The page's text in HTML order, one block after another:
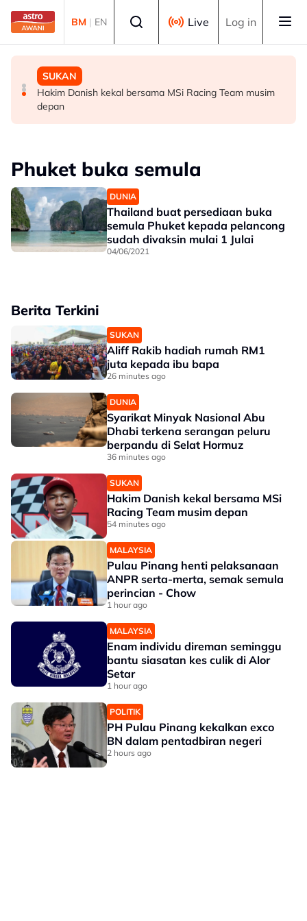
Skip to main content
BM | EN Live Log in
SUKAN
Aliff Rakib hadiah rumah RM1 juta kepada ibu bapa
DUNIA
Syarikat Minyak Nasional Abu Dhabi terkena serangan
peluru berpandu di Selat Hormuz
SUKAN
Hakim Danish kekal bersama MSi Racing Team musim
depan
Phuket buka semula
DUNIA
Thailand buat persediaan buka
semula Phuket kepada pelancong
sudah divaksin mulai 1 Julai
04/06/2021
Berita Terkini
SUKAN
Aliff Rakib hadiah rumah RM1
juta kepada ibu bapa
26 minutes ago
DUNIA
Syarikat Minyak Nasional Abu
Dhabi terkena serangan peluru
berpandu di Selat Hormuz
36 minutes ago
SUKAN
Hakim Danish kekal bersama MSi
Racing Team musim depan
54 minutes ago
MALAYSIA
Pulau Pinang henti pelaksanaan
ANPR serta-merta, semak semula
perincian - Chow
1 hour ago
MALAYSIA
Enam individu direman seminggu
bantu siasatan kes culik di Alor
Setar
1 hour ago
POLITIK
PH Pulau Pinang kekalkan exco
BN dalam pentadbiran negeri
2 hours ago